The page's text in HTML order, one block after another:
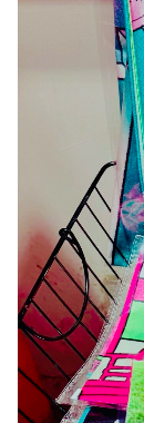
〈vol.4〉
朝
食
カ
フ
と
圓